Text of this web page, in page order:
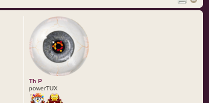
Th P
powerTUX